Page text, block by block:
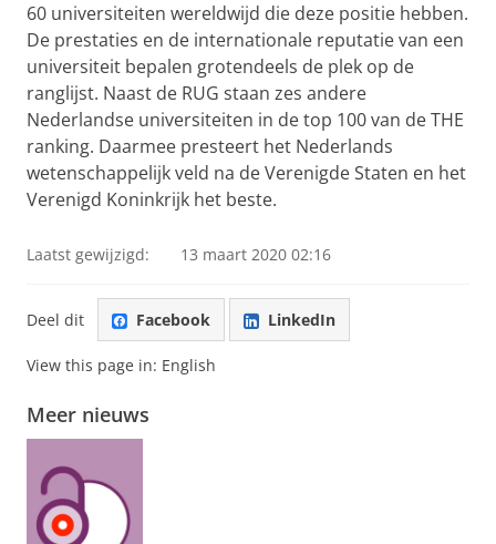
60 universiteiten wereldwijd die deze positie hebben.
De prestaties en de internationale reputatie van een
universiteit bepalen grotendeels de plek op de
ranglijst. Naast de RUG staan zes andere
Nederlandse universiteiten in de top 100 van de THE
ranking. Daarmee presteert het Nederlands
wetenschappelijk veld na de Verenigde Staten en het
Verenigd Koninkrijk het beste.
Laatst gewijzigd: 13 maart 2020 02:16
Deel dit Facebook LinkedIn
View this page in: English
Meer nieuws